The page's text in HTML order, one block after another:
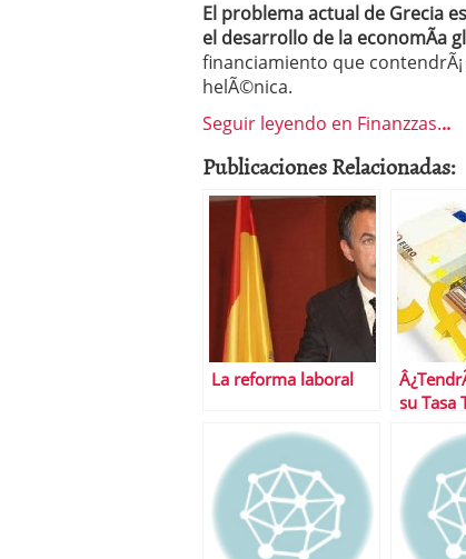
El problema actual de Grecia
el desarrollo de la economÃ­a
financiamiento que
helÃ©nica.
Seguir leyendo en Finanzzas...
Publicaciones Relacionadas:
La reforma laboral
su Tasa